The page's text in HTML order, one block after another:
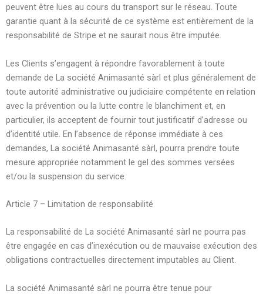
peuvent être lues au cours du transport sur le réseau. Toute
garantie quant à la sécurité de ce système est entièrement de la
responsabilité de Stripe et ne saurait nous être imputée.
Les Clients s’engagent à répondre favorablement à toute
demande de La société Animasanté sàrl et plus généralement de
toute autorité administrative ou judiciaire compétente en relation
avec la prévention ou la lutte contre le blanchiment et, en
particulier, ils acceptent de fournir tout justificatif d’adresse ou
d’identité utile. En l’absence de réponse immédiate à ces
demandes, La société Animasanté sàrl, pourra prendre toute
mesure appropriée notamment le gel des sommes versées
et/ou la suspension du service.
Article 7 – Limitation de responsabilité
La responsabilité de La société Animasanté sàrl ne pourra pas
être engagée en cas d’inexécution ou de mauvaise exécution des
obligations contractuelles directement imputables au Client.
La société Animasanté sàrl ne pourra être tenue pour